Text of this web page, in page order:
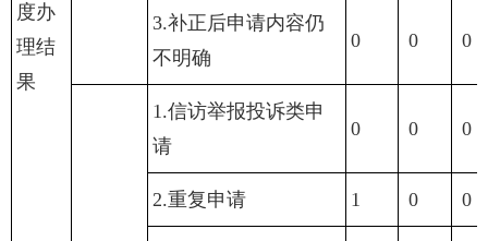
度办
理结
果
3.补正后申请内容仍
不明确
0 0 0
1.信访举报投诉类申
请
0 0 0
2.重复申请 1 0 0